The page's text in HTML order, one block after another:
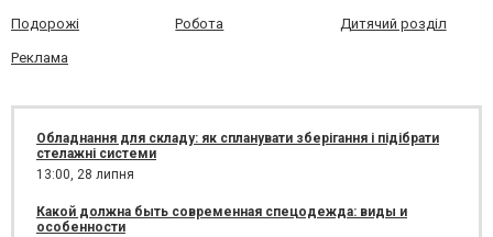
Подорожі Робота Дитячий розділ
Реклама
Обладнання для складу: як спланувати зберігання і підібрати
стелажні системи
13:00, 28 липня
Какой должна быть современная спецодежда: виды и
особенности